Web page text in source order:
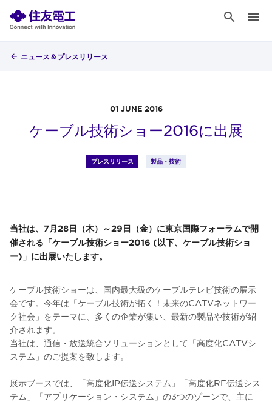
ニュース＆プレスリリース
01 JUNE 2016
ケーブル技術ショー2016に出展
プレスリリース 製品・技術
当社は、7月28日（木）～29日（金）に東京国際フォーラムで開
催される「ケーブル技術ショー2016 (以下、ケーブル技術ショ
ー)」に出展いたします。
ケーブル技術ショーは、国内最大級のケーブルテレビ技術の展示
会です。今年は「ケーブル技術が拓く！未来のCATVネットワー
ク社会」をテーマに、多くの企業が集い、最新の製品や技術が紹
介されます。
当社は、通信・放送統合ソリューションとして「高度化CATVシ
ステム」のご提案を致します。
展示ブースでは、「高度化IP伝送システム」「高度化RF伝送シス
テム」「アプリケーション・システム」の3つのゾーンで、主に